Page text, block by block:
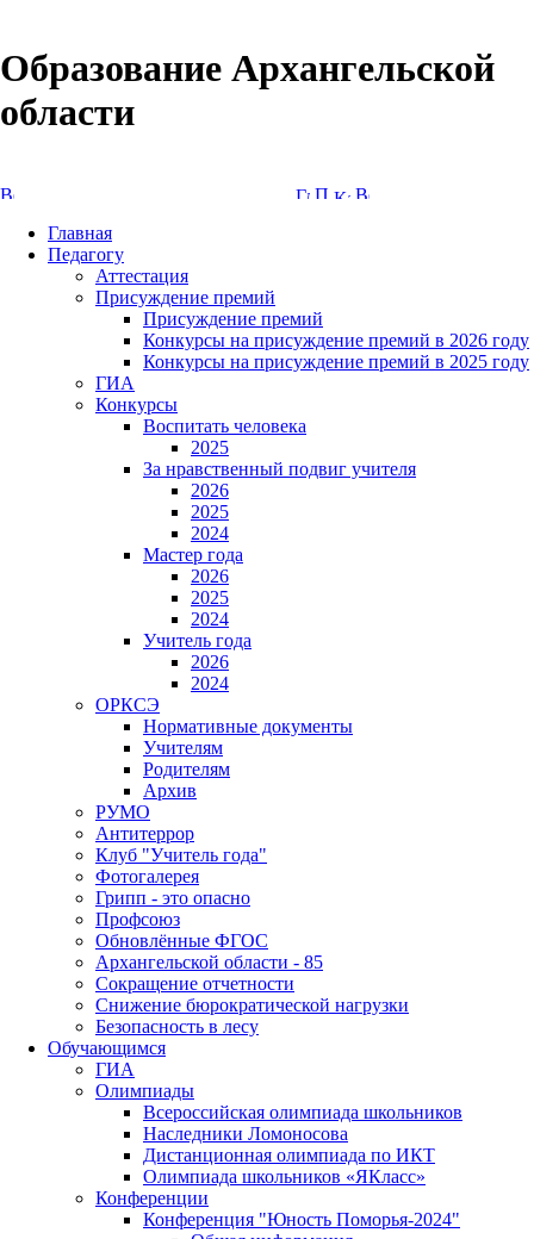
Образование Архангельской
области
Главная
Педагогу
Аттестация
Присуждение премий
Присуждение премий
Конкурсы на присуждение премий в 2026 году
Конкурсы на присуждение премий в 2025 году
ГИА
Конкурсы
Воспитать человека
2025
За нравственный подвиг учителя
2026
2025
2024
Мастер года
2026
2025
2024
Учитель года
2026
2024
ОРКСЭ
Нормативные документы
Учителям
Родителям
Архив
РУМО
Антитеррор
Клуб "Учитель года"
Фотогалерея
Грипп - это опасно
Профсоюз
Обновлённые ФГОС
Архангельской области - 85
Сокращение отчетности
Снижение бюрократической нагрузки
Безопасность в лесу
Обучающимся
ГИА
Олимпиады
Всероссийская олимпиада школьников
Наследники Ломоносова
Дистанционная олимпиада по ИКТ
Олимпиада школьников «ЯКласс»
Конференции
Конференция "Юность Поморья-2024"